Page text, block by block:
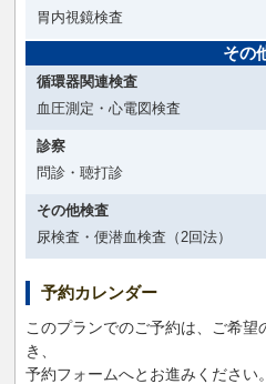
胃内視鏡検査
その
循環器関連検査
血圧測定・心電図検査
診察
問診・聴打診
その他検査
尿検査・便潜血検査（2回法）
予約カレンダー
このプランでのご予約は、ご希
き、
予約フォームへとお進みください。